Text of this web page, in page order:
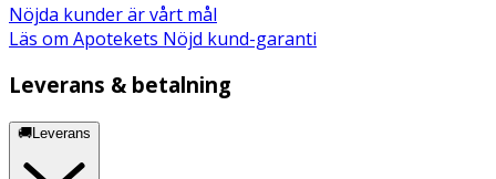
Nöjda kunder är vårt mål
Läs om Apotekets Nöjd kund-garanti
Leverans & betalning
🚚Leverans